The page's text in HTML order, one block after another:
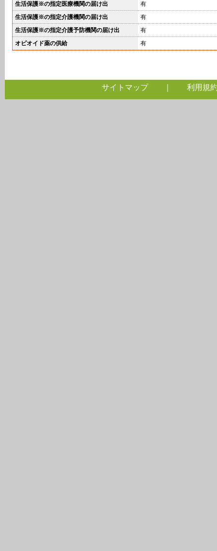
生活保護※の指定医療機関の届け出
有
生活保護※の指定介護機関の届け出
有
生活保護※の指定介護予防機関の届け出
有
オピオイド薬の供給
有
サイトマップ｜ 利用規